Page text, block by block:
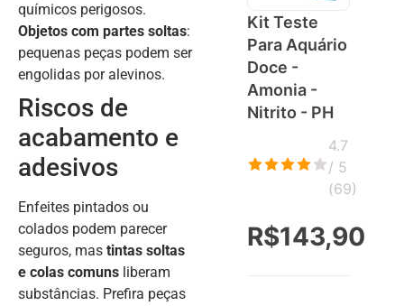
químicos perigosos.
Objetos com partes soltas:
pequenas peças podem ser
engolidas por alevinos.
Riscos de
acabamento e
adesivos
Enfeites pintados ou
colados podem parecer
seguros, mas tintas soltas
e colas comuns liberam
substâncias. Prefira peças
Kit Teste
Para Aquário
Doce -
Amonia -
Nitrito - PH
4.7
/ 5
(69)
R$143,90